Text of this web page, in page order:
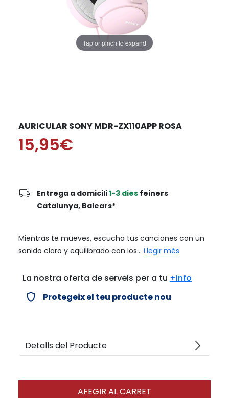
Tap or pinch to expand
AURICULAR SONY MDR-ZX110APP ROSA
15,95€
local_shipping Entrega a domicili1-3 dies feiners
Catalunya, Balears*
Mientras te mueves, escucha tus canciones con un
sonido claro y equilibrado con los... Llegir més
La nostra oferta de serveis per a tu +info
verified_user Protegeix el teu producte nou
Detalls del Producte arrow_forward_ios
AFEGIR AL CARRET